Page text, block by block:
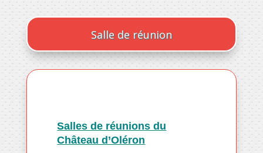
Salle de réunion
Salles de réunions du
Château d’Oléron